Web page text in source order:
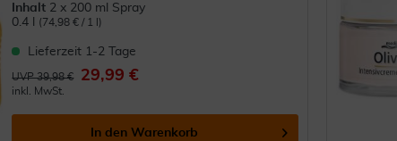
Inhalt 2 x 200 ml Spray
0.4 l
(74,98 € / 1 l)
Lieferzeit 1-2 Tage
UVP 39,98 € 29,99 €
inkl. MwSt.
In den Warenkorb